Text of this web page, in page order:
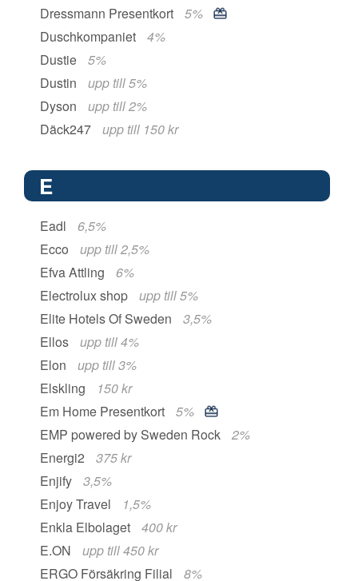
Dressmann Presentkort
5%
Duschkompaniet
4%
Dustie
5%
Dustin
upp till 5%
Dyson
upp till 2%
Däck247
upp till 150 kr
E
Eadl
6,5%
Ecco
upp till 2,5%
Efva Attling
6%
Electrolux shop
upp till 5%
Elite Hotels Of Sweden
3,5%
Ellos
upp till 4%
Elon
upp till 3%
Elskling
150 kr
Em Home Presentkort
5%
EMP powered by Sweden Rock
2%
Energi2
375 kr
Enjify
3,5%
Enjoy Travel
1,5%
Enkla Elbolaget
400 kr
E.ON
upp till 450 kr
ERGO Försäkring Filial
8%